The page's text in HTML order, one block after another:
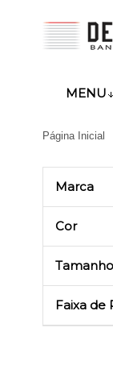
MENU
Página Inicial
Marca
Cor
Tamanho
Faixa de